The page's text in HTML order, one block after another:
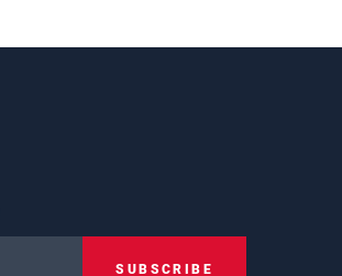
SUBSCRIBE